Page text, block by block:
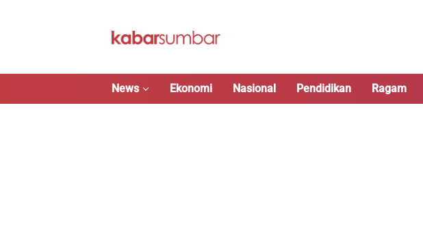
News Ekonomi Nasional Pendidikan Ragam